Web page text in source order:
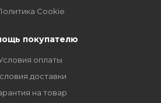
Cookie
покупателю
оплаты
доставки
на товар